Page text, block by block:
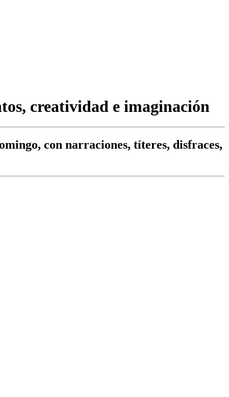
creatividad e imaginación
con narraciones, títeres, disfraces,